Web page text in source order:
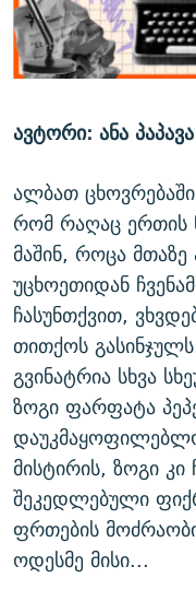
ᲛᲝᲚᲐᲞᲐᲠᲐᲙᲔ
ᲨᲘᲜ - ᲣᲪᲮᲝᲔᲗᲨᲘ
ᲐᲛᲔᲠᲘᲙᲣᲚᲘ ᲛᲝᲗᲮᲠᲝᲑᲐ
ᲘᲛᲞᲔᲠᲘᲐ ᲓᲐ ᲠᲐᲓᲘᲝ
ᲩᲔᲛᲘ ᲡᲘᲙᲕᲓᲘᲚᲘᲡ
11 ᲬᲔᲚᲘ - 11 ᲐᲛᲑᲐᲕᲘ
ᲑᲐᲕᲨᲕᲔᲑᲘ
5 ᲐᲛᲑᲐᲕᲘ - 20
ᲐᲒᲕᲘᲡᲢᲝᲡ ᲝᲛᲘ
ПРИВЕТ ᲙᲣᲚᲢᲣᲠᲐ
ᲒᲐᲛᲝᲘᲬᲔᲠᲔ
ავტორი: ანა პაპავა
ალბათ
რომ რაღაც ერთის
მაშინ, როცა
უცხოეთიდან
ჩასუნთქვით,
თითქოს
გვინატრია სხვა
ზოგი ფარფატა
მისტირის, ზოგი
შეკედლებული
ფრთების
ოდესმე მისი...